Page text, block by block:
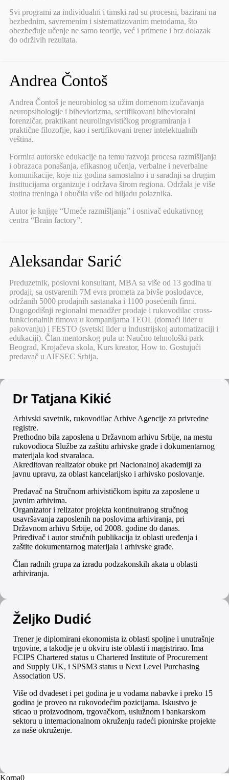
Svi programi za individualni i timski rad su procesni, bazirani na
bezbednim, savremenim i sistematizovanim metodama, što
obezbeđuje učenje ne samo teorije, već i primene i brz dolazak
do održivih rezultata.
Andrea Čontoš
Andrea Čontoš je neurobiolog sa užim domenom izučavanja
neuropsihologije i biheviorizma, sertifikovani bihevioralni
forenzičar, praktikant neurolingvističkog programiranja i
praktične filozofije, kao i sertifikovani trener intelektualnih
veština.
Formira autorske edukacije na temu razvoja procesa razmišljanja
i obrazaca ponašanja, efikasnog učenja, verbalne i neverbalne
komunikacije, koje niz godina samostalno i u saradnji sa drugim
institucijama organizuje i održava širom regiona. Održala je više
stotina treninga i obučila više od hiljadu polaznika.
Autor je knjige “Umeće razmišljanja” i osnivač edukativnog
centra “Brain factory”.
Aleksandar Sarić
Preduzetnik, poslovni konsultant, MBA sa više od 13 godina u
prodaji, sa ostvarenih 7M evra prometa za bivše poslodavce,
održanih 5000 prodajnih sastanaka i 1100 posećenih firmi.
Dugogodišnji regionalni menadžer prodaje i rukovodilac cross-
funkcionalnih timova u kompanijama TEOL (domaći lider u
pakovanju) i FESTO (svetski lider u industrijskoj automatizaciji i
edukaciji). Član mentorskog pula u: Naučno tehnološki park
Beograd, Krojačeva skola, Kurs kreator, How to. Gostujući
predavač u AIESEC Srbija.
Dr Tatjana Kikić
Arhivski savetnik, rukovodilac Arhive Agencije za privredne
registre.
Prethodno bila zaposlena u Državnom arhivu Srbije, na mestu
rukovodioca Službe za zaštitu arhivske građe i dokumentarnog
materijala kod stvaralaca.
Akreditovan realizator obuke pri Nacionalnoj akademiji za
javnu upravu, za oblast kancelarijsko i arhivsko poslovanje.
Predavač na Stručnom arhivističkom ispitu za zaposlene u
javnim arhivima.
Organizator i relizator projekta kontinuiranog stručnog
usavršavanja zaposlenih na poslovima arhiviranja, pri
Državnom arhivu Srbije, od 2008. godine do danas.
Priređivač i autor stručnih publikacija iz oblasti uređenja i
zaštite dokumentarnog materijala i arhivske građe.
Član radnih grupa za izradu podzakonskih akata u oblasti
arhiviranja.
Željko Dudić
Trener je diplomirani ekonomista iz oblasti spoljne i unutrašnje
trgovine, a takodje je u okviru iste oblasti i magistrirao. Ima
FCIPS Chartered status u Chartered Institute of Procurement
and Supply UK, i SPSM3 status u Next Level Purchasing
Association US.
Više od dvadeset i pet godina je u vodama nabavke i preko 15
godina je proveo na rukovodećim pozicijama. Iskustvo je
sticao u proizvodnom, trgovačkom, uslužnom i bankarskom
sektoru u internacionalnom okruženju radeći pionirske projekte
za naše okruženje.
Korpa0